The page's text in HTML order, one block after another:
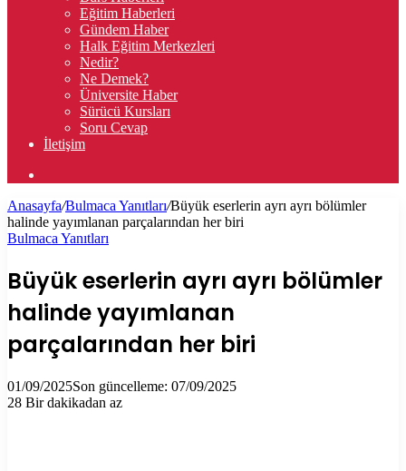
Eğitim Haberleri
Gündem Haber
Halk Eğitim Merkezleri
Nedir?
Ne Demek?
Üniversite Haber
Sürücü Kursları
Soru Cevap
İletişim
...
Anasayfa/Bulmaca Yanıtları/Büyük eserlerin ayrı ayrı bölümler
halinde yayımlanan parçalarından her biri
Bulmaca Yanıtları
Büyük eserlerin ayrı ayrı bölümler
halinde yayımlanan
parçalarından her biri
01/09/2025Son güncelleme: 07/09/2025
28 Bir dakikadan az